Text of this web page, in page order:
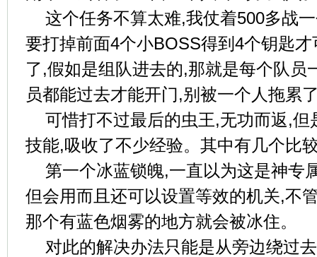
这个任务不算太难,我仗着500多战
要打掉前面4个小BOSS得到4个钥匙
了,假如是组队进去的,那就是每个队员
员都能过去才能开门,别被一个人拖累
可惜打不过最后的虫王,无功而返,
技能,吸收了不少经验。其中有几个比
第一个冰蓝锁魄,一直以为这是神专
但会用而且还可以设置等效的机关,不
那个有蓝色烟雾的地方就会被冰住。
对此的解决办法只能是从旁边绕过